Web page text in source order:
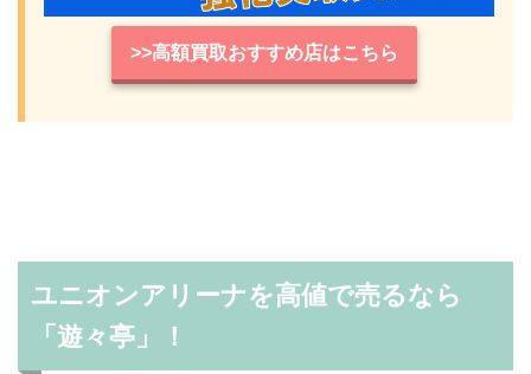
>>高額買取おすすめ店はこちら
ユニオンアリーナを高値で売るなら
「遊々亭」！